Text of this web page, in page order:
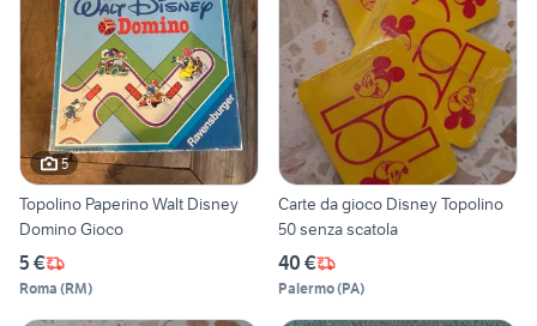
5
Topolino Paperino Walt Disney
Domino Gioco
5 €
Roma (RM)
Carte da gioco Disney Topolino
50 senza scatola
40 €
Palermo(PA)